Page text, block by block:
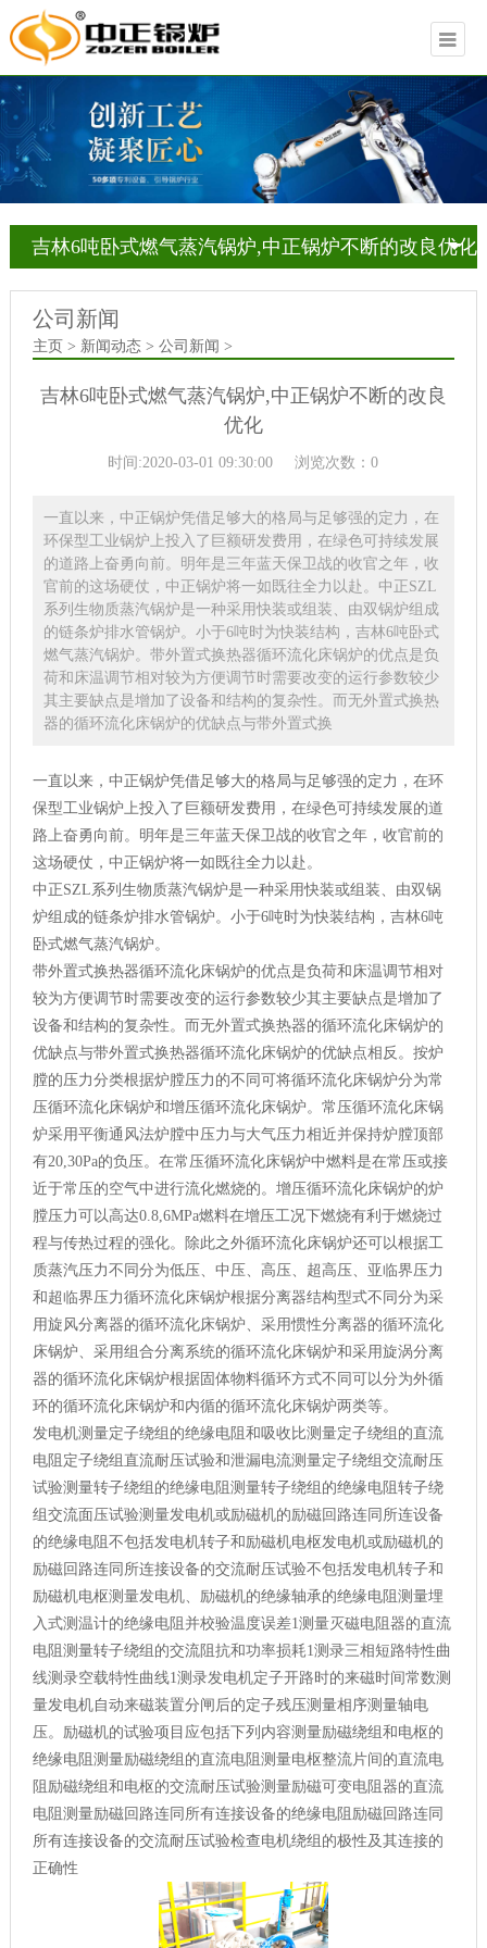
吉林6吨卧式燃气蒸汽锅炉,中正锅炉不断的改良优化
公司新闻
主页 > 新闻动态 > 公司新闻 >
吉林6吨卧式燃气蒸汽锅炉,中正锅炉不断的改良
优化
时间:2020-03-01 09:30:00 浏览次数：0
一直以来，中正锅炉凭借足够大的格局与足够强的定力，在
环保型工业锅炉上投入了巨额研发费用，在绿色可持续发展
的道路上奋勇向前。明年是三年蓝天保卫战的收官之年，收
官前的这场硬仗，中正锅炉将一如既往全力以赴。中正SZL
系列生物质蒸汽锅炉是一种采用快装或组装、由双锅炉组成
的链条炉排水管锅炉。小于6吨时为快装结构，吉林6吨卧式
燃气蒸汽锅炉。带外置式换热器循环流化床锅炉的优点是负
荷和床温调节相对较为方便调节时需要改变的运行参数较少
其主要缺点是增加了设备和结构的复杂性。而无外置式换热
器的循环流化床锅炉的优缺点与带外置式换
一直以来，中正锅炉凭借足够大的格局与足够强的定力，在环
保型工业锅炉上投入了巨额研发费用，在绿色可持续发展的道
路上奋勇向前。明年是三年蓝天保卫战的收官之年，收官前的
这场硬仗，中正锅炉将一如既往全力以赴。
中正SZL系列生物质蒸汽锅炉是一种采用快装或组装、由双锅
炉组成的链条炉排水管锅炉。小于6吨时为快装结构，吉林6吨
卧式燃气蒸汽锅炉。
带外置式换热器循环流化床锅炉的优点是负荷和床温调节相对
较为方便调节时需要改变的运行参数较少其主要缺点是增加了
设备和结构的复杂性。而无外置式换热器的循环流化床锅炉的
优缺点与带外置式换热器循环流化床锅炉的优缺点相反。按炉
膛的压力分类根据炉膛压力的不同可将循环流化床锅炉分为常
压循环流化床锅炉和增压循环流化床锅炉。常压循环流化床锅
炉采用平衡通风法炉膛中压力与大气压力相近并保持炉膛顶部
有20,30Pa的负压。在常压循环流化床锅炉中燃料是在常压或接
近于常压的空气中进行流化燃烧的。增压循环流化床锅炉的炉
膛压力可以高达0.8,6MPa燃料在增压工况下燃烧有利于燃烧过
程与传热过程的强化。除此之外循环流化床锅炉还可以根据工
质蒸汽压力不同分为低压、中压、高压、超高压、亚临界压力
和超临界压力循环流化床锅炉根据分离器结构型式不同分为采
用旋风分离器的循环流化床锅炉、采用惯性分离器的循环流化
床锅炉、采用组合分离系统的循环流化床锅炉和采用旋涡分离
器的循环流化床锅炉根据固体物料循环方式不同可以分为外循
环的循环流化床锅炉和内循的循环流化床锅炉两类等。
发电机测量定子绕组的绝缘电阻和吸收比测量定子绕组的直流
电阻定子绕组直流耐压试验和泄漏电流测量定子绕组交流耐压
试验测量转子绕组的绝缘电阻测量转子绕组的绝缘电阻转子绕
组交流面压试验测量发电机或励磁机的励磁回路连同所连设备
的绝缘电阻不包括发电机转子和励磁机电枢发电机或励磁机的
励磁回路连同所连接设备的交流耐压试验不包括发电机转子和
励磁机电枢测量发电机、励磁机的绝缘轴承的绝缘电阻测量埋
入式测温计的绝缘电阻并校验温度误差1测量灭磁电阻器的直流
电阻测量转子绕组的交流阻抗和功率损耗1测录三相短路特性曲
线测录空载特性曲线1测录发电机定子开路时的来磁时间常数测
量发电机自动来磁装置分闸后的定子残压测量相序测量轴电
压。励磁机的试验项目应包括下列内容测量励磁绕组和电枢的
绝缘电阻测量励磁绕组的直流电阻测量电枢整流片间的直流电
阻励磁绕组和电枢的交流耐压试验测量励磁可变电阻器的直流
电阻测量励磁回路连同所有连接设备的绝缘电阻励磁回路连同
所有连接设备的交流耐压试验检查电机绕组的极性及其连接的
正确性